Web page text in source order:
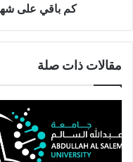
كم باقي على شهر أكتوبر 2023
مقالات ذات صلة